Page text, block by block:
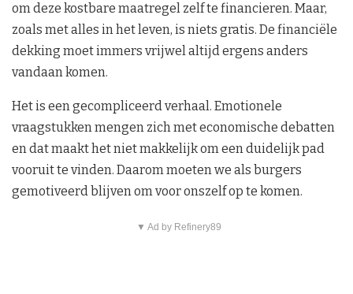
om deze kostbare maatregel zelf te financieren. Maar,
zoals met alles in het leven, is niets gratis. De financiële
dekking moet immers vrijwel altijd ergens anders
vandaan komen.
Het is een gecompliceerd verhaal. Emotionele
vraagstukken mengen zich met economische debatten
en dat maakt het niet makkelijk om een duidelijk pad
vooruit te vinden. Daarom moeten we als burgers
gemotiveerd blijven om voor onszelf op te komen.
▼ Ad by Refinery89